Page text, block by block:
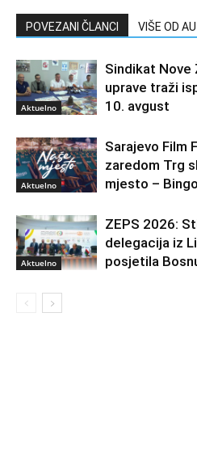
POVEZANI ČLANCI VIŠE OD
Aktuelno
Sindikat Nove
uprave traži
10. avgust
Aktuelno
Sarajevo Film
zaredom Trg
mjesto –
Aktuelno
ZEPS 2026:
delegacija iz
posjetila